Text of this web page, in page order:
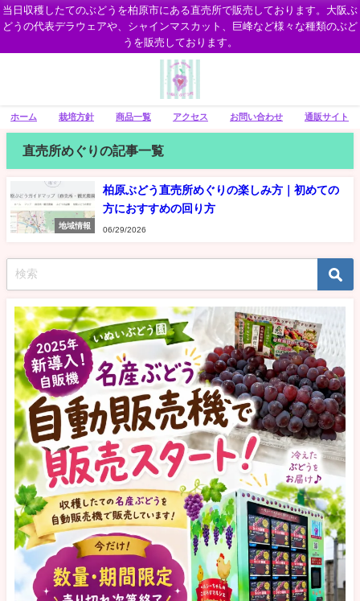
当日収穫したてのぶどうを柏原市にある直売所で販売しております。大阪ぶ
どうの代表デラウェアや、シャインマスカット、巨峰など様々な種類のぶど
うを販売しております。
ホーム 栽培方針 商品一覧 アクセス お問い合わせ 通販サイト
直売所めぐりの記事一覧
地域情報
柏原ぶどう直売所めぐりの楽しみ方｜初めての
方におすすめの回り方
06/29/2026